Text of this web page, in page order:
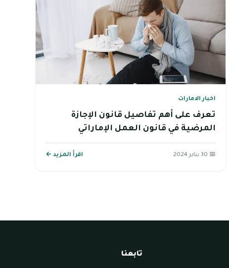
اخبار الامارات
تعرف على أهم تفاصيل قانون الإجازة
المرضية في قانون العمل الإماراتي
📅 30 يناير 2024 اقرأ المزيد ←
تابعنا